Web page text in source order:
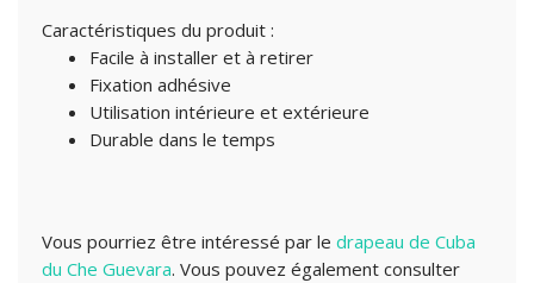
Caractéristiques du produit :
Facile à installer et à retirer
Fixation adhésive
Utilisation intérieure et extérieure
Durable dans le temps
Vous pourriez être intéressé par le drapeau de Cuba
du Che Guevara. Vous pouvez également consulter